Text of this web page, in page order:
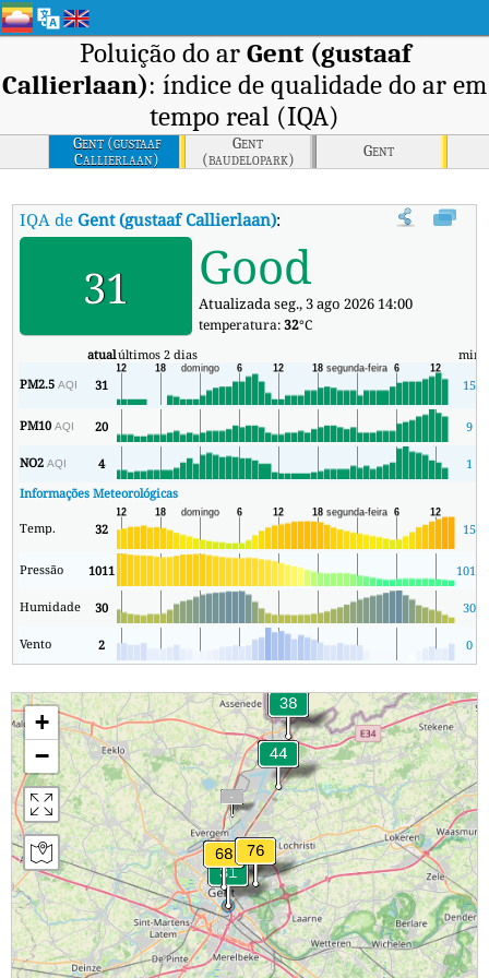
Poluição do ar Gent (gustaaf
Callierlaan): índice de qualidade do ar em
tempo real (IQA)
Gent (gustaaf
Callierlaan)
Gent
(baudelopark)
Gent
IQA deGent (gustaaf Callierlaan): Índice de Qualidade do Ar
31 Good
Atualizada seg., 3 ago 2026 14:00
temperatura:32°C
atualúltimos 2 dias min
PM2.5AQI 31 15
PM10AQI 20 9
NO2AQI 4
1
Informações Meteorológicas
Temp. 32 15
Pressão 1011 1011
Humidade 30 30
Vento 2 0
+
−